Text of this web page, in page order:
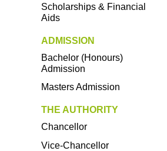
Scholarships & Financial
Aids
ADMISSION
Bachelor (Honours)
Admission
Masters Admission
THE AUTHORITY
Chancellor
Vice-Chancellor